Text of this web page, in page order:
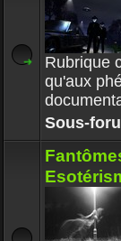
Rubrique
qu'aux
Sous-